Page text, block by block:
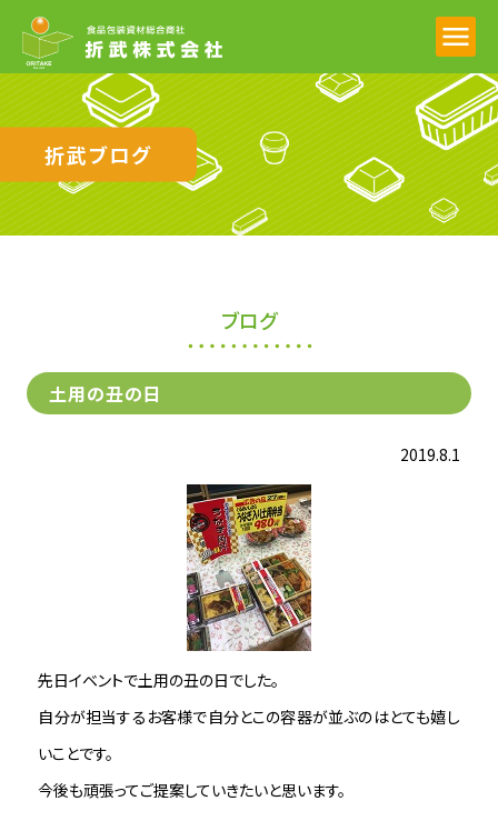
折武ブログ
ブログ
土用の丑の日
2019.8.1
先日イベントで土用の丑の日でした。
自分が担当するお客様で自分とこの容器が並ぶのはとても嬉し
いことです。
今後も頑張ってご提案していきたいと思います。